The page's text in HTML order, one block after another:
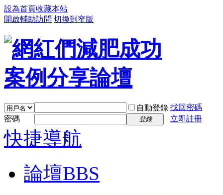
設為首頁收藏本站
開啟輔助訪問 切換到窄版
自動登錄 找回密碼
密碼
登錄 立即註冊
快捷導航
論壇BBS